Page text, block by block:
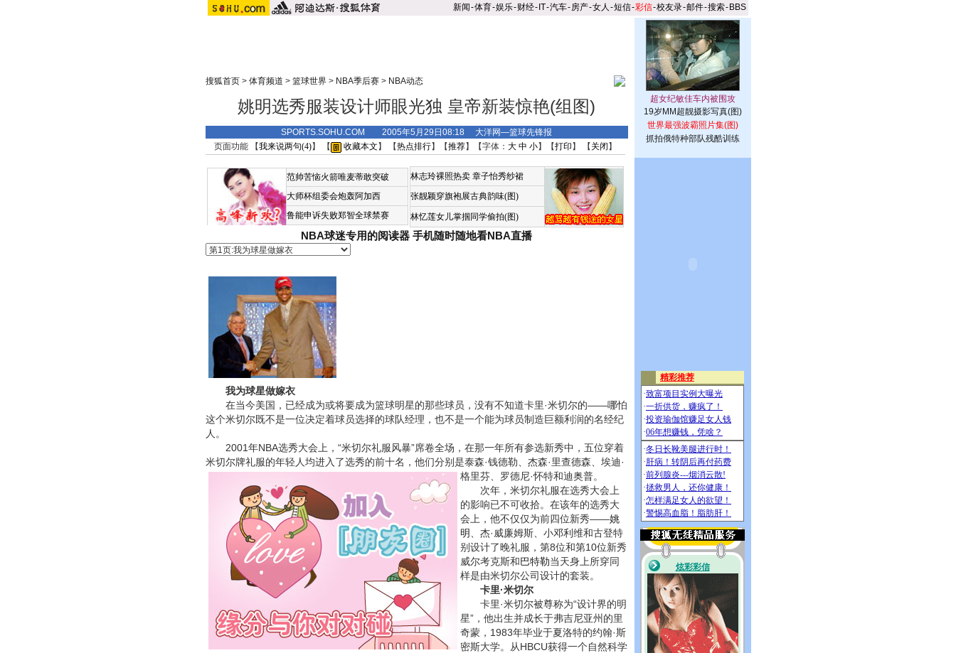
新闻-体育-娱乐-财经- IT-汽车-房产-女人 -短信-彩信-校友录-邮件-搜索- BBS
搜狐首页> 体育频道 > 篮球世界> NBA季后赛> NBA动态
姚明选秀服装设计师眼光独 皇帝新装惊艳(组图)
SPORTS.SOHU.COM 2005年5月29日08:18 大洋网—篮球先锋报
页面功能 【我来说两句(4)】 【 收藏本文 】 【热点排行】【推荐】【字体： 大 中 小】【打印 】 【 关闭 】
范帅苦恼火箭唯麦蒂敢突破
大师杯组委会炮轰阿加西
鲁能申诉失败郑智全球禁赛
林志玲裸照热卖 章子怡秀纱裙
张靓颖穿旗袍展古典韵味(图)
林忆莲女儿掌掴同学偷拍(图)
NBA球迷专用的阅读器 手机随时随地看NBA直播
我为球星做嫁衣
在当今美国，已经成为或将要成为篮球明星的那些球员，没有不知道卡里·米切尔的——哪怕
这个米切尔既不是一位决定着球员选择的球队经理，也不是一个能为球员制造巨额利润的名经纪
人。
2001年NBA选秀大会上，“米切尔礼服风暴”席卷全场，在那一年所有参选新秀中，五位穿着
米切尔牌礼服的年轻人均进入了选秀的前十名，他们分别是泰森·钱德勒、杰森·里查德森、埃迪·
格里芬、罗德尼·怀特和迪奥普。
次年，米切尔礼服在选秀大会上
的影响已不可收拾。在该年的选秀大
会上，他不仅仅为前四位新秀——姚
明 、杰·威廉姆斯、小邓利维和古登特
别设计了晚礼服，第8位和第10位新秀
威尔考克斯和巴特勒当天身上所穿同
样是由米切尔公司设计的套装。
卡里·米切尔
卡里·米切尔被尊称为“设计界的明
星”，他出生并成长于弗吉尼亚州的里
奇蒙，1983年毕业于夏洛特的约翰·斯
密斯大学。从HBCU获得一个自然科学
19岁MM超靓摄影写真(图)
世界最强波霸照片集(图)
抓拍俄特种部队残酷训练